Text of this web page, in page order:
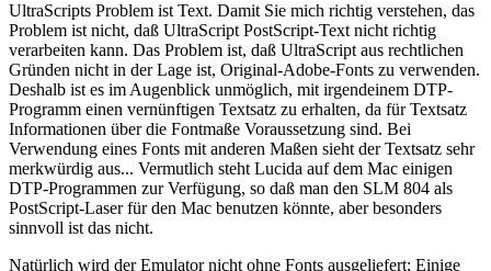
UltraScripts Problem ist Text. Damit Sie mich richtig verstehen, das
Problem ist nicht, daß UltraScript PostScript-Text nicht richtig
verarbeiten kann. Das Problem ist, daß UltraScript aus rechtlichen
Gründen nicht in der Lage ist, Original-Adobe-Fonts zu verwenden.
Deshalb ist es im Augenblick unmöglich, mit irgendeinem DTP-
Programm einen vernünftigen Textsatz zu erhalten, da für Textsatz
Informationen über die Fontmaße Voraussetzung sind. Bei
Verwendung eines Fonts mit anderen Maßen sieht der Textsatz sehr
merkwürdig aus... Vermutlich steht Lucida auf dem Mac einigen
DTP-Programmen zur Verfügung, so daß man den SLM 804 als
PostScript-Laser für den Mac benutzen könnte, aber besonders
sinnvoll ist das nicht.
Natürlich wird der Emulator nicht ohne Fonts ausgeliefert; Einige